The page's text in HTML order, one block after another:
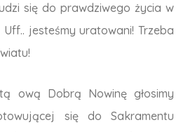
się do prawdziwego życia w
jesteśmy uratowani! Trzeba
ową Dobrą Nowinę głosimy
się do Sakramentu